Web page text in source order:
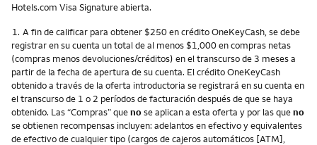
Hotels.com Visa Signature abierta.
Nota
1. A fin de calificar para obtener $250 en crédito OneKeyCash, se debe
registrar en su cuenta un total de al menos $1,000 en compras netas
(compras menos devoluciones/créditos) en el transcurso de 3 meses a
partir de la fecha de apertura de su cuenta. El crédito OneKeyCash
obtenido a través de la oferta introductoria se registrará en su cuenta en
el transcurso de 1 o 2 períodos de facturación después de que se haya
obtenido. Las “Compras” quenose aplican a esta oferta y por las queno
se obtienen recompensas incluyen: adelantos en efectivo y equivalentes
de efectivo de cualquier tipo (cargos de cajeros automáticos [ATM],